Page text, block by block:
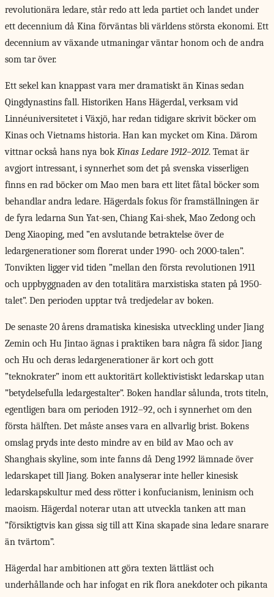
revolutionära ledare, står redo att leda partiet och landet under
ett decennium då Kina förväntas bli världens största ekonomi. Ett
decennium av växande utmaningar väntar honom och de andra
som tar över.
Ett sekel kan knappast vara mer dramatiskt än Kinas sedan
Qingdynastins fall. Historiken Hans Hägerdal, verksam vid
Linnéuniversitetet i Växjö, har redan tidigare skrivit böcker om
Kinas och Vietnams historia. Han kan mycket om Kina. Därom
vittnar också hans nya bokKinas Ledare 1912–2012. Temat är
avgjort intressant, i synnerhet som det på svenska visserligen
finns en rad böcker om Mao men bara ett litet fåtal böcker som
behandlar andra ledare. Hägerdals fokus för framställningen är
de fyra ledarna Sun Yat-sen, Chiang Kai-shek, Mao Zedong och
Deng Xiaoping, med ”en avslutande betraktelse över de
ledargenerationer som florerat under 1990- och 2000-talen”.
Tonvikten ligger vid tiden ”mellan den första revolutionen 1911
och uppbyggnaden av den totalitära marxistiska staten på 1950-
talet”. Den perioden upptar två tredjedelar av boken.
De senaste 20 årens dramatiska kinesiska utveckling under Jiang
Zemin och Hu Jintao ägnas i praktiken bara några få sidor. Jiang
och Hu och deras ledargenerationer är kort och gott
”teknokrater” inom ett auktoritärt kollektivistiskt ledarskap utan
”betydelsefulla ledargestalter”. Boken handlar sålunda, trots titeln,
egentligen bara om perioden 1912–92, och i synnerhet om den
första hälften. Det måste anses vara en allvarlig brist. Bokens
omslag pryds inte desto mindre av en bild av Mao och av
Shanghais skyline, som inte fanns då Deng 1992 lämnade över
ledarskapet till Jiang. Boken analyserar inte heller kinesisk
ledarskapskultur med dess rötter i konfucianism, leninism och
maoism. Hägerdal noterar utan att utveckla tanken att man
”försiktigtvis kan gissa sig till att Kina skapade sina ledare snarare
än tvärtom”.
Hägerdal har ambitionen att göra texten lättläst och
underhållande och har infogat en rik flora anekdoter och pikanta